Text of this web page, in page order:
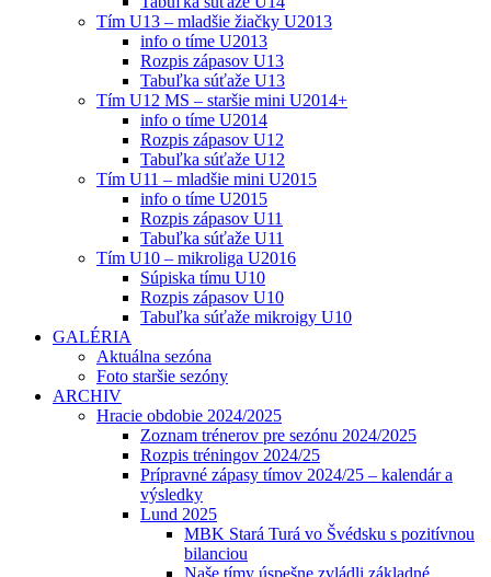
Tím U13 – mladšie žiačky U2013
info o tíme U2013
Rozpis zápasov U13
Tabuľka súťaže U13
Tím U12 MS – staršie mini U2014+
info o tíme U2014
Rozpis zápasov U12
Tabuľka súťaže U12
Tím U11 – mladšie mini U2015
info o tíme U2015
Rozpis zápasov U11
Tabuľka súťaže U11
Tím U10 – mikroliga U2016
Súpiska tímu U10
Rozpis zápasov U10
Tabuľka súťaže mikroigy U10
GALÉRIA
Aktuálna sezóna
Foto staršie sezóny
ARCHIV
Hracie obdobie 2024/2025
Zoznam trénerov pre sezónu 2024/2025
Rozpis tréningov 2024/25
Prípravné zápasy tímov 2024/25 – kalendár a
výsledky
Lund 2025
MBK Stará Turá vo Švédsku s pozitívnou
bilanciou
Naše tímy úspešne zvládli základné